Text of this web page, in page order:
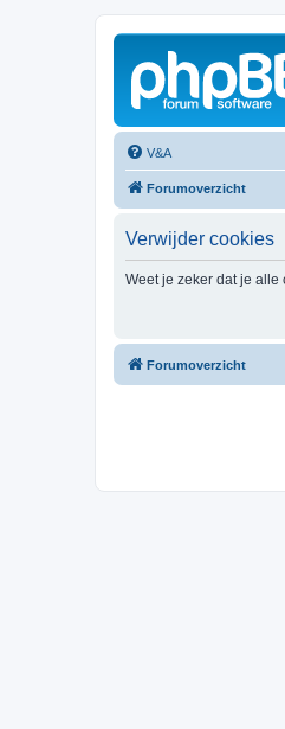
V&A
Forumoverzicht
Verwijder cookies
Weet je zeker dat je
Forumoverzicht